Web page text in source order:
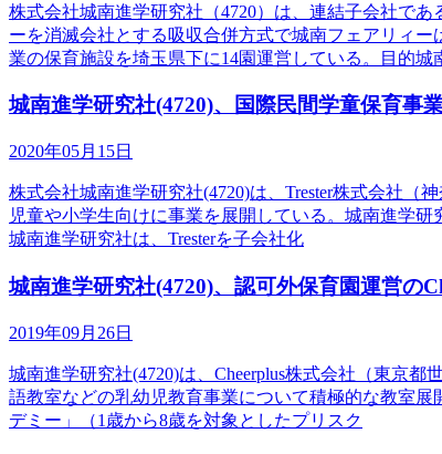
株式会社城南進学研究社（4720）は、連結子会社で
ーを消滅会社とする吸収合併方式で城南フェアリィ
業の保育施設を埼玉県下に14園運営している。目的城
城南進学研究社(4720)、国際民間学童保育事
2020年05月15日
株式会社城南進学研究社(4720)は、Trester株式会社（
児童や小学生向けに事業を展開している。城南進学
城南進学研究社は、Tresterを子会社化
城南進学研究社(4720)、認可外保育園運営の
2019年09月26日
城南進学研究社(4720)は、Cheerplus株式会社（東京
語教室などの乳幼児教育事業について積極的な教室
デミー」（1歳から8歳を対象としたプリスク